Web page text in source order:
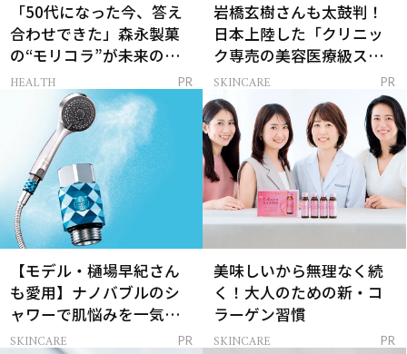
「50代になった今、答え
合わせできた」森永製菓
の“モリコラ”が未来のキ
レイを連れてくる！
HEALTH PR
岩橋玄樹さんも太鼓判！
日本上陸した「クリニッ
ク専売の美容医療級スキ
ンケア」
SKINCARE PR
【モデル・樋場早紀さん
も愛用】ナノバブルのシ
ャワーで肌悩みを一気に
解決
SKINCARE PR
美味しいから無理なく続
く！大人のための新・コ
ラーゲン習慣
SKINCARE PR